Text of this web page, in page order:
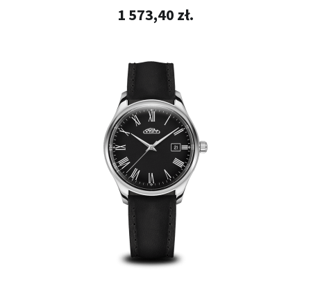
1 573,40 zł.